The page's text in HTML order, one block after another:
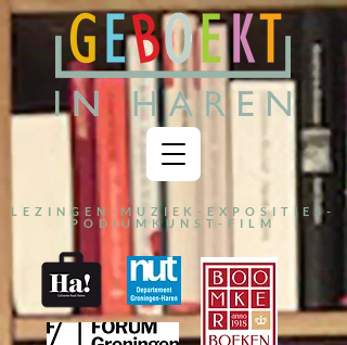
LEZINGEN-MUZIEK-EXPOSITIES-
PODIUMKUNST-FILM